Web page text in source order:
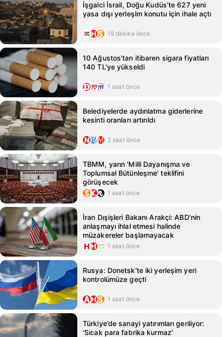
İşgalci İsrail, Doğu Kudüs'te 627 yeni
yasa dışı yerleşim konutu için ihale açtı
19 dakika önce
10 Ağustos'tan itibaren sigara fiyatları
140 TL'ye yükseldi
1 saat önce
Belediyelerde aydınlatma giderlerine
kesinti oranları artırıldı
2 saat önce
TBMM, yarın 'Milli Dayanışma ve
Toplumsal Bütünleşme' teklifini
görüşecek
1 saat önce
İran Dışişleri Bakanı Arakçi: ABD'nin
anlaşmayı ihlal etmesi halinde
müzakereler başlamayacak
1 saat önce
Rusya: Donetsk'te iki yerleşim yeri
kontrolümüze geçti
1 saat önce
Türkiye’de sanayi yatırımları geriliyor:
'Sıcak para fabrika kurmaz'